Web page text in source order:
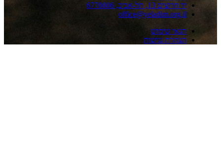
חרוצים 13, תל-אביב, 6770006
שימוש
נגישות